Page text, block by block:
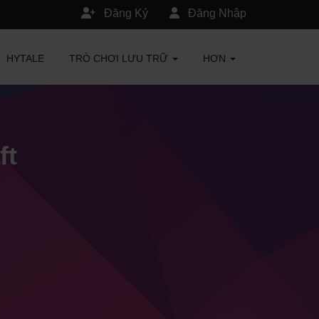
Đăng Nhập
Đăng Ký
HYTALE TRÒ CHƠI LƯU TRỮ HƠN